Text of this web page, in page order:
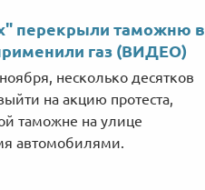
перекрыли таможню в
газ (ВИДЕО)
несколько десятков
на акцию протеста,
таможне на улице
автомобилями.